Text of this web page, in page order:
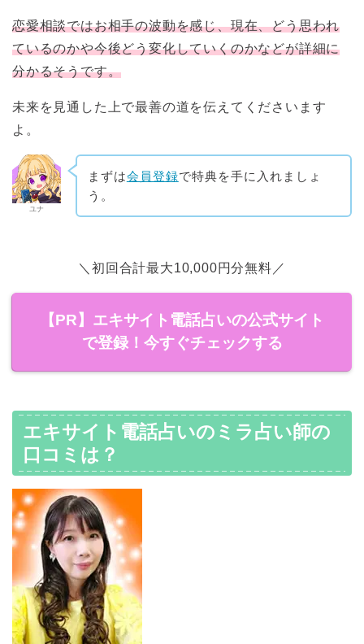
恋愛相談ではお相手の波動を感じ、現在、どう思われ
ているのかや今後どう変化していくのかなどが詳細に
分かるそうです。
未来を見通した上で最善の道を伝えてくださいます
よ。
ユナ
まずは会員登録で特典を手に入れましょ
う。
＼初回合計最大10,000円分無料／
【PR】エキサイト電話占いの公式サイト
で登録！今すぐチェックする
エキサイト電話占いのミラ占い師の
口コミは？